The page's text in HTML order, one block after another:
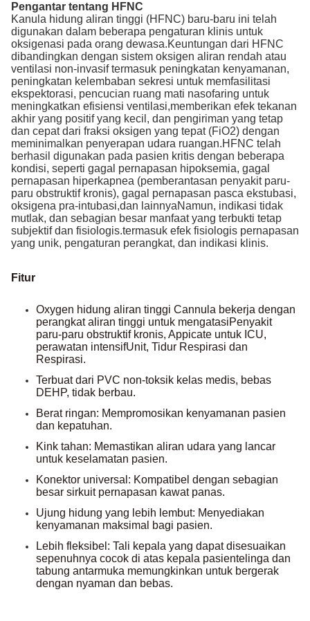
Pengantar tentang HFNC
Kanula hidung aliran tinggi (HFNC) baru-baru ini telah
digunakan dalam beberapa pengaturan klinis untuk
oksigenasi pada orang dewasa.Keuntungan dari HFNC
dibandingkan dengan sistem oksigen aliran rendah atau
ventilasi non-invasif termasuk peningkatan kenyamanan,
peningkatan kelembaban sekresi untuk memfasilitasi
ekspektorasi, pencucian ruang mati nasofaring untuk
meningkatkan efisiensi ventilasi,memberikan efek tekanan
akhir yang positif yang kecil, dan pengiriman yang tetap
dan cepat dari fraksi oksigen yang tepat (FiO2) dengan
meminimalkan penyerapan udara ruangan.HFNC telah
berhasil digunakan pada pasien kritis dengan beberapa
kondisi, seperti gagal pernapasan hipoksemia, gagal
pernapasan hiperkapnea (pemberantasan penyakit paru-
paru obstruktif kronis), gagal pernapasan pasca ekstubasi,
oksigena pra-intubasi,dan lainnyaNamun, indikasi tidak
mutlak, dan sebagian besar manfaat yang terbukti tetap
subjektif dan fisiologis.termasuk efek fisiologis pernapasan
yang unik, pengaturan perangkat, dan indikasi klinis.
Fitur
Oxygen hidung aliran tinggi Cannula bekerja dengan
perangkat aliran tinggi untuk mengatasiPenyakit
paru-paru obstruktif kronis, Appicate untuk ICU,
perawatan intensifUnit, Tidur Respirasi dan
Respirasi.
Terbuat dari PVC non-toksik kelas medis, bebas
DEHP, tidak berbau.
Berat ringan: Mempromosikan kenyamanan pasien
dan kepatuhan.
Kink tahan: Memastikan aliran udara yang lancar
untuk keselamatan pasien.
Konektor universal: Kompatibel dengan sebagian
besar sirkuit pernapasan kawat panas.
Ujung hidung yang lebih lembut: Menyediakan
kenyamanan maksimal bagi pasien.
Lebih fleksibel: Tali kepala yang dapat disesuaikan
sepenuhnya cocok di atas kepala pasientelinga dan
tabung antarmuka memungkinkan untuk bergerak
dengan nyaman dan bebas.